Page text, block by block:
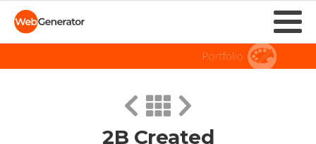
2B Created